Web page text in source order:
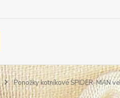
Ponožky kotníkové SPIDER-MAN